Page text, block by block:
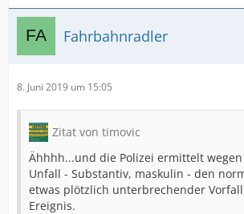
Fahrbahnradler
8. Juni 2019 um 15:05
Zitat von timovic
Ähhhh...und die Polizei ermittelt
Unfall - Substantiv, maskulin - den
etwas plötzlich unterbrechender
Ereignis.